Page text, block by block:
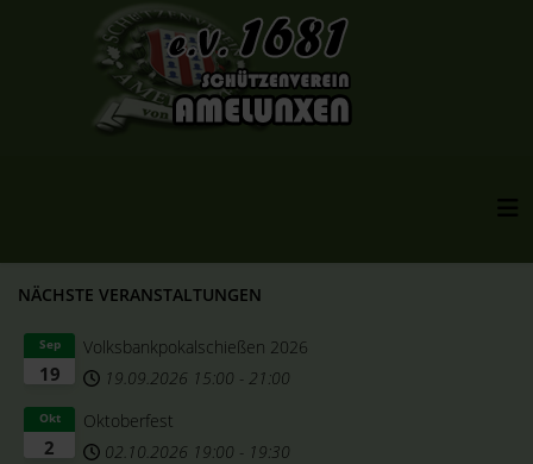
NÄCHSTE VERANSTALTUNGEN
19
Sep
Volksbankpokalschießen 2026
19.09.2026 15:00 - 21:00
2
Okt
Oktoberfest
02.10.2026 19:00 - 19:30